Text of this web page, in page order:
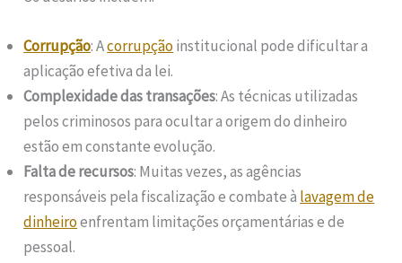
Corrupção: Acorrupçãoinstitucional pode dificultar a
aplicação efetiva da lei.
Complexidade das transações: As técnicas utilizadas
pelos criminosos para ocultar a origem do dinheiro
estão em constante evolução.
Falta de recursos: Muitas vezes, as agências
responsáveis pela fiscalização e combate à lavagem de
dinheiroenfrentam limitações orçamentárias e de
pessoal.